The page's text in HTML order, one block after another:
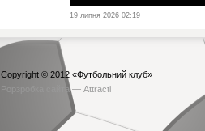
19 липня 2026 02:19
Copyright © 2012 «Футбольний клуб»
Рорзробка сайта — Attracti